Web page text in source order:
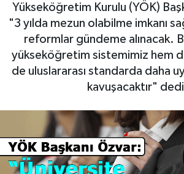
Yükseköğretim Kurulu (YÖK)
"3 yılda mezun olabilme imkanı
reformlar gündeme alınacak.
yükseköğretim sistemimiz hem
de uluslararası standarda daha
kavuşacaktır"
Otovitrin
Asayiş
Gayrimenkul
Spor
Haber Arşivi